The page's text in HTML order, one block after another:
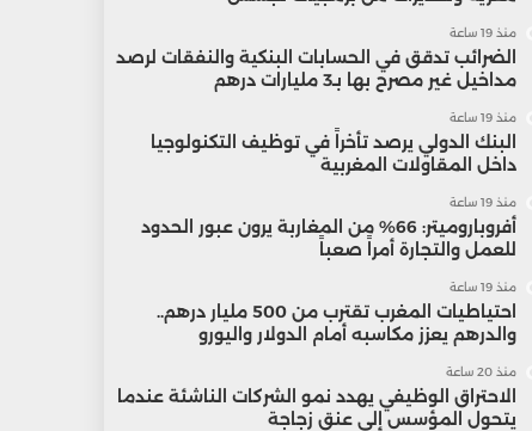
منذ 19 ساعة
الضرائب تدقق في الحسابات البنكية والنفقات لرصد
مداخيل غير مصرح بها بـ3 مليارات درهم
منذ 19 ساعة
البنك الدولي يرصد تأخراً في توظيف التكنولوجيا
داخل المقاولات المغربية
منذ 19 ساعة
أفروباروميتر: 66% من المغاربة يرون عبور الحدود
للعمل والتجارة أمراً صعباً
منذ 19 ساعة
احتياطيات المغرب تقترب من 500 مليار درهم..
والدرهم يعزز مكاسبه أمام الدولار واليورو
منذ 20 ساعة
الاحتراق الوظيفي يهدد نمو الشركات الناشئة عندما
يتحول المؤسس إلى عنق زجاجة